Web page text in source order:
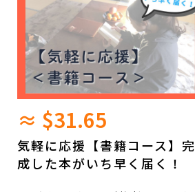
≈ $31.65
気軽に応援【書籍コース】完
成した本がいち早く届く！